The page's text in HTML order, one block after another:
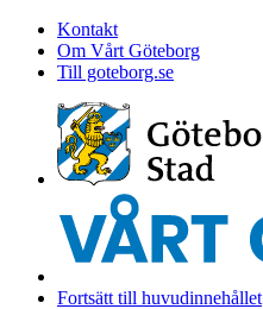
Kontakt
Om Vårt Göteborg
Till goteborg.se
Fortsätt till huvudinnehållet